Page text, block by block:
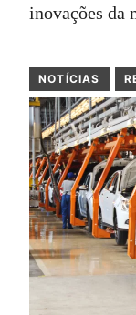
inovações da
NOTÍCIAS